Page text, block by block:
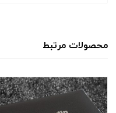
محصولات مرتبط